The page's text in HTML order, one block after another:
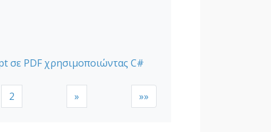
σε PDF χρησιμοποιώντας C#
2 » »»